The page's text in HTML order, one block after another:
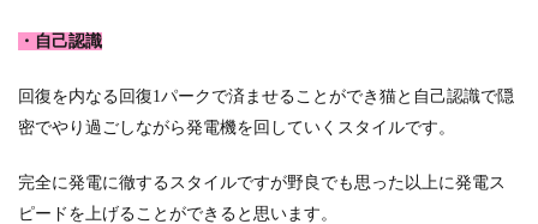
・自己認識
回復を内なる回復1パークで済ませることができ猫と自己認識で隠
密でやり過ごしながら発電機を回していくスタイルです。
完全に発電に徹するスタイルですが野良でも思った以上に発電ス
ピードを上げることができると思います。